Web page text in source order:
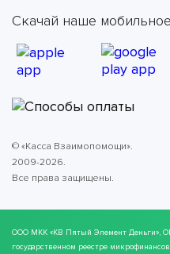
Скачай наше
© «Касса Взаимопомощи».
2009-2026.
Все права защищены.
ООО МКК «КВ Пятый Элемент Деньги»,
государственном реестре